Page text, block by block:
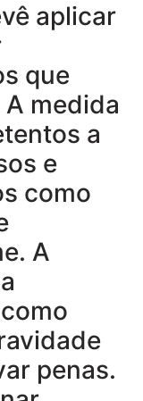
aplicar
que
medida
a
e
como
A
penas.